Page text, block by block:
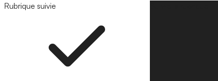
Rubrique suivie